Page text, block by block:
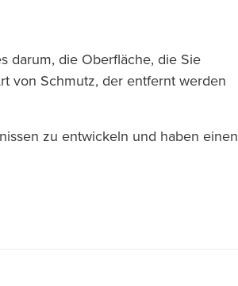
darum, die Oberfläche, die Sie
von Schmutz, der entfernt werden
zu entwickeln und haben einen